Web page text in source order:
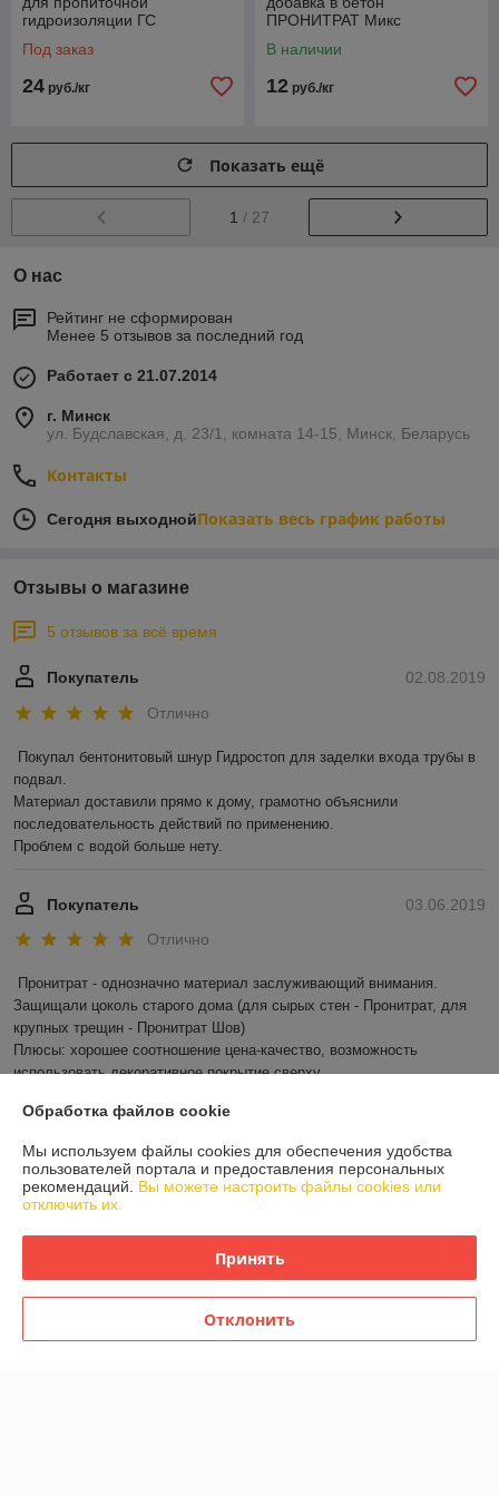
гидроизоляции ГС
Под заказ
24 руб./кг
ПРОНИТРАТ Микс
В наличии
12 руб./кг
Показать ещё
1 / 27
О нас
Рейтинг не сформирован
Менее 5 отзывов за последний год
Работает с 21.07.2014
г. Минск
ул. Будславская, д. 23/1, комната 14-15, Минск, Беларусь
Контакты
Сегодня выходнойПоказать весь график работы
Отзывы о магазине
5 отзывов за всё время
02.08.2019
Покупатель
Отлично
Покупал бентонитовый шнур Гидростоп для заделки входа трубы в
подвал.
Материал доставили прямо к дому, грамотно объяснили
последовательность действий по применению.
Проблем с водой больше нету.
03.06.2019
Покупатель
Отлично
Пронитрат - однозначно материал заслуживающий внимания.
Защищали цоколь старого дома (для сырых стен - Пронитрат, для
крупных трещин - Пронитрат Шов)
Плюсы: хорошее соотношение цена-качество, возможность
использовать декоративное покрытие сверху.
О нас
Обработка файлов cookie
Мы используем файлы cookies для обеспечения удобства
пользователей портала и предоставления персональных
рекомендаций. Вы можете настроить файлы cookies или
отключить их.
Принять
Отклонить